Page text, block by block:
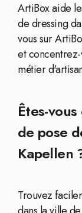
ArtiBox aide
de dressing
vous sur
et
métier
Êtes-
de pose
Kapellen
Trouvez